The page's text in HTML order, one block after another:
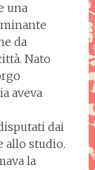
una
da
Nato
aveva
dai
allo studio.
la